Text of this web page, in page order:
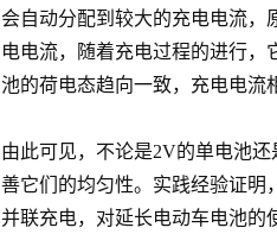
会自动分配到较大的充电电流，
电电流，随着充电过程的进行
池的荷电态趋向一致，充电电流
由此可见，不论是2V的单电池
善它们的均匀性。实践经验证明
并联充电，对延长电动车电池的